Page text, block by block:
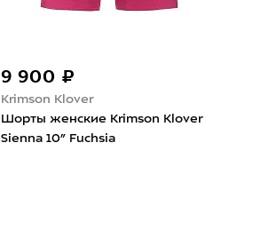
9 900 ₽
Krimson Klover
Шорты женские Krimson Klover
Sienna 10” Fuchsia